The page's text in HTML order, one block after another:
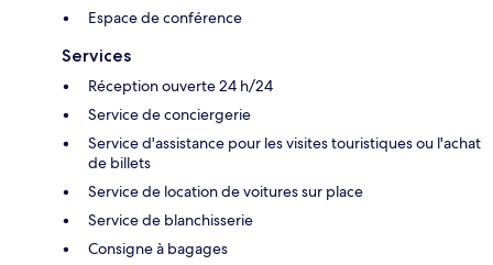
Espace de conférence
Services
Réception ouverte 24 h/24
Service de conciergerie
Service d'assistance pour les visites touristiques ou l'achat
de billets
Service de location de voitures sur place
Service de blanchisserie
Consigne à bagages